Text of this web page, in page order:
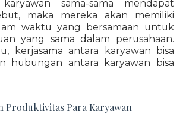
sama-sama mendapat
maka mereka akan memiliki
waktu yang bersamaan untuk
yang sama dalam perusahaan.
kerjasama antara karyawan bisa
hubungan antara karyawan bisa
Produktivitas Para Karyawan